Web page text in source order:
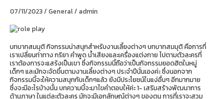
07/11/2023/ General/ admin
บทบาทสมมุติ กิจกรรมน่าสนุกสำหรับงานเลี้ยงต่างๆ บทบาทสมมุติ คือการที่
เราเปลี่ยนท่าทาง กริยา คำพูด น้ำเสียงและเครื่องแต่งกาย ไปตามตัวละครที่
เราต้องการจะแสร้งเป็นเขา ซึ่งกิจกรรมนี้ถือว่าเป็นกิจกรรมยอดฮิตในหมู่
เด็กๆ และมักจะจัดขึ้นตามงานเลี้ยงต่างๆ ประจำปีนั่นเองค่ะ ซึ่งนอกจาก
กิจกรรมนี้จะให้ความสนุกกับเด็กๆแล้ว ยังมีประโยชน์ในแง่อื่นๆ อีกมากมาย
ซึ่งจะมีอะไรบ้างนั้น บทความนี้จะมาไขคำตอบให้ค่ะ 1- เสริมสร้างพัฒนาการ
ด้านภาษา ในแต่ละตัวละคร มักจะมีเอกลักษณ์ต่างๆ ของตน การที่เราจะสวม